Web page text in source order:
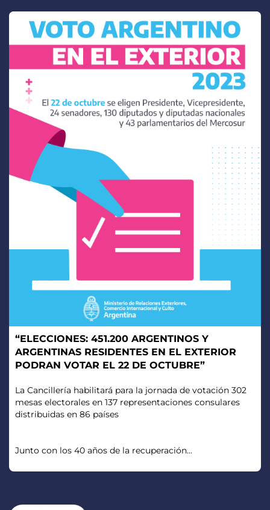
“ELECCIONES: 451.200 ARGENTINOS Y
ARGENTINAS RESIDENTES EN EL EXTERIOR
PODRAN VOTAR EL 22 DE OCTUBRE”
La Cancillería habilitará para la jornada de votación 302
mesas electorales en 137 representaciones consulares
distribuidas en 86 países
Junto con los 40 años de la recuperación...